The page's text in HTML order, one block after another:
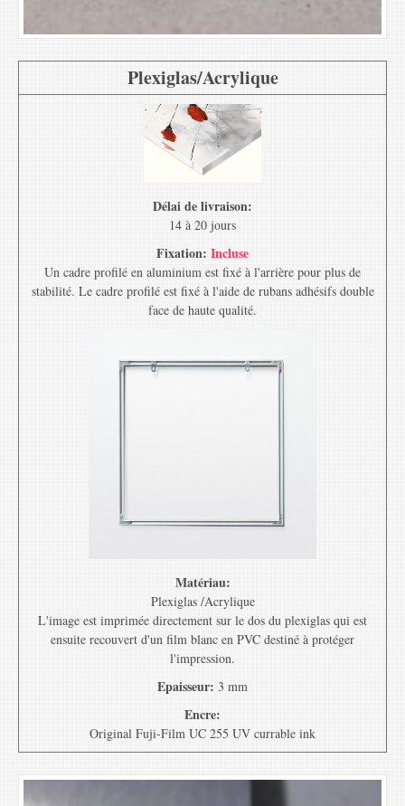
Plexiglas/Acrylique
Délai de livraison:
14 à 20 jours
Fixation: Incluse
Un cadre profilé en aluminium est fixé à l'arrière pour plus de
stabilité. Le cadre profilé est fixé à l'aide de rubans adhésifs double
face de haute qualité.
Matériau:
Plexiglas /Acrylique
L'image est imprimée directement sur le dos du plexiglas qui est
ensuite recouvert d'un film blanc en PVC destiné à protéger
l'impression.
Epaisseur: 3 mm
Encre:
Original Fuji-Film UC 255 UV currable ink